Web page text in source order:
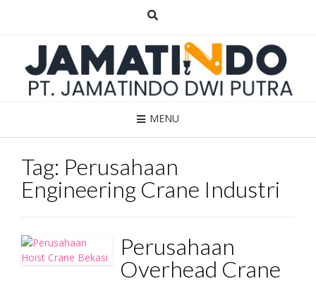
MENU
Tag: Perusahaan
Engineering Crane Industri
Perusahaan
Overhead Crane